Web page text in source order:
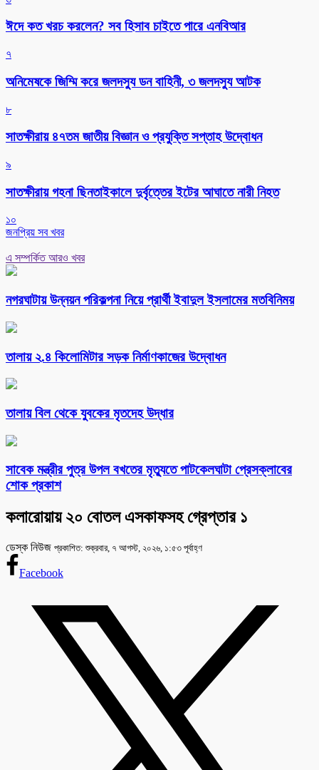
ঈদে কত খরচ করলেন? সব হিসাব চাইতে পারে এনবিআর
৭
অনিমেষকে জিম্মি করে জলদস্যু ডন বাহিনী, ৩ জলদস্যু আটক
৮
সাতক্ষীরায় ৪৭তম জাতীয় বিজ্ঞান ও প্রযুক্তি সপ্তাহ উদ্বোধন
৯
সাতক্ষীরায় গহনা ছিনতাইকালে দুর্বৃত্তের ইটের আঘাতে নারী নিহত
১০
জনপ্রিয় সব খবর
এ সম্পর্কিত আরও খবর
নগরঘাটায় উন্নয়ন পরিকল্পনা নিয়ে প্রার্থী ইবাদুল ইসলামের মতবিনিময়
তালায় ২.৪ কিলোমিটার সড়ক নির্মাণকাজের উদ্বোধন
তালায় বিল থেকে যুবকের মৃতদেহ উদ্ধার
সাবেক মন্ত্রীর পুত্র উপল বখতের মৃত্যুতে পাটকেলঘাটা প্রেসক্লাবের
শোক প্রকাশ
কলারোয়ায় ২০ বোতল এসকাফসহ গ্রেপ্তার ১
ডেস্ক নিউজ প্রকাশিত: শুক্রবার, ৭ আগস্ট, ২০২৬, ১:৫৩ পূর্বাহ্ণ
Facebook